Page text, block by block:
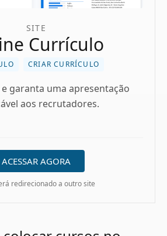
SITE
Currículo
CRIAR CURRÍCULO
e garanta uma apresentação
aos recrutadores.
ACESSAR AGORA
redirecionado a outro site